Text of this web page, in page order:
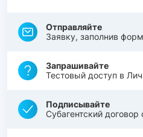
Отправляйте
Заявку, заполнив
Запрашивайте
Тестовый доступ в
Подписывайте
Субагентский договор